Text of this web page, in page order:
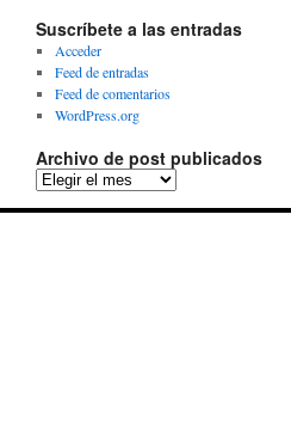
Suscríbete a las entradas
Acceder
Feed de entradas
Feed de comentarios
WordPress.org
Archivo de post publicados
Archivo